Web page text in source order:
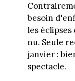
besoin
les
nu. Seule
janvier :
spectacle.